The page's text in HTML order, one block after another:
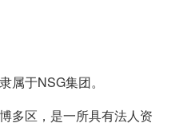
属于NSG集团。
多区，是一所具有法人资